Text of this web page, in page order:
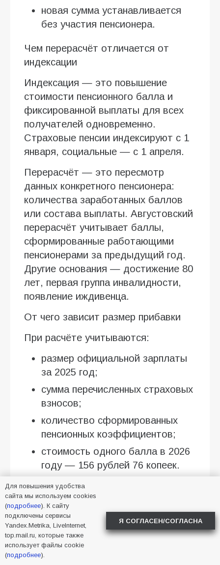
новая сумма устанавливается
без участия пенсионера.
Чем перерасчёт отличается от
индексации
Индексация — это повышение
стоимости пенсионного балла и
фиксированной выплаты для всех
получателей одновременно.
Страховые пенсии индексируют с 1
января, социальные — с 1 апреля.
Перерасчёт — это пересмотр
данных конкретного пенсионера:
количества заработанных баллов
или состава выплаты. Августовский
перерасчёт учитывает баллы,
сформированные работающими
пенсионерами за предыдущий год.
Другие основания — достижение 80
лет, первая группа инвалидности,
появление иждивенца.
От чего зависит размер прибавки
При расчёте учитываются:
размер официальной зарплаты
за 2025 год;
сумма перечисленных страховых
взносов;
количество сформированных
пенсионных коэффициентов;
стоимость одного балла в 2026
году — 156 рублей 76 копеек.
Важно: учитывается только
официальная занятость. Доходы, с
которых не перечислялись
страховые взносы, не увеличивают
страховую пенсию.
Для повышения удобства
сайта мы используем cookies
(подробнее). К сайту
подключены сервисы
Yandex.Metrika, LiveInternet,
top.mail.ru, которые также
использует файлы cookie
(подробнее).
Я СОГЛАСЕН/СОГЛАСНА